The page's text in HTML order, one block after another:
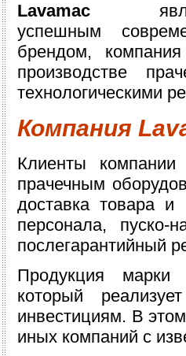
Lavamac
успешным
брендом,
производстве
технологическими
Компания
Клиенты
прачечным
доставка товара и
персонала, пуско-
послегарантийный
Продукция марки
который
инвестициям. В
иных компаний с